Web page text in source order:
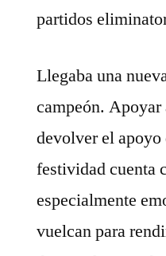
partidos
Llegaba una
campeón.
devolver el apoyo
festividad cuenta
especialmente
vuelcan para